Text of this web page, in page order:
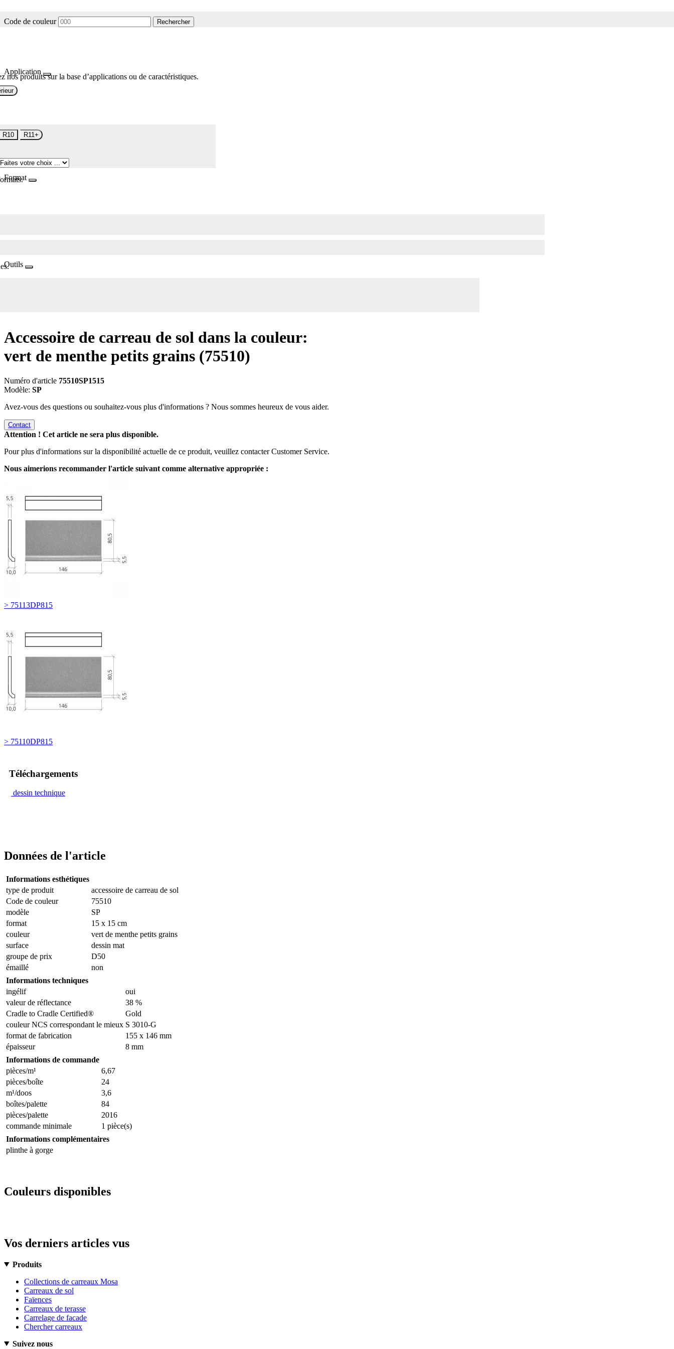
Code de couleur Rechercher
Application
nos produits sur la base d’applications ou de caractéristiques.
R10 R11+
Format
Outils
Accessoire de carreau de sol dans la couleur:
vert de menthe petits grains (75510)
Numéro d'article 75510SP1515
Modèle: SP
Avez-vous des questions ou souhaitez-vous plus d'informations ? Nous sommes heureux de vous aider.
Contact
Attention ! Cet article ne sera plus disponible.
Pour plus d'informations sur la disponibilité actuelle de ce produit, veuillez contacter Customer Service.
Nous aimerions recommander l'article suivant comme alternative appropriée :
> 75113DP815
> 75110DP815
Téléchargements
dessin technique
Données de l'article
Informations esthétiques
type de produit
accessoire de carreau de sol
Code de couleur
75510
modèle
SP
format
15 x 15 cm
couleur
vert de menthe petits grains
surface
dessin mat
groupe de prix
D50
émaillé
non
Informations techniques
ingélif
oui
valeur de réflectance
38 %
Cradle to Cradle Certified®
Gold
couleur NCS correspondant le mieux S 3010-G
format de fabrication
155 x 146 mm
épaisseur
8 mm
Informations de commande
pièces/m¹
6,67
pièces/boîte
24
m¹/doos
3,6
boîtes/palette
84
pièces/palette
2016
commande minimale
1 pièce(s)
Informations complémentaires
plinthe à gorge
Couleurs disponibles
Vos derniers articles vus
Produits
Collections de carreaux Mosa
Carreaux de sol
Faïences
Carreaux de terasse
Carrelage de facade
Chercher carreaux
Suivez nous